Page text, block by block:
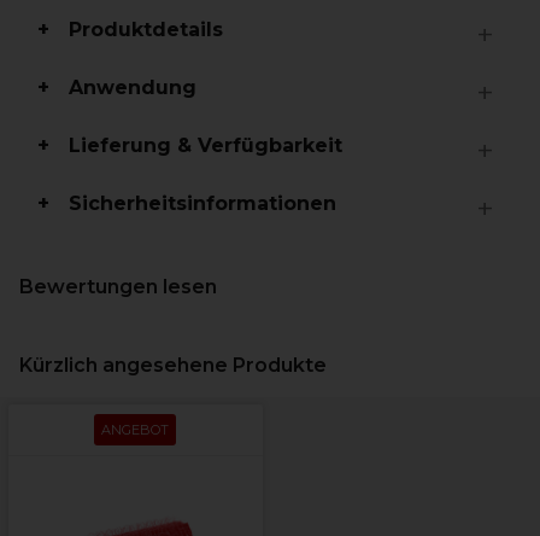
Produktdetails
Anwendung
Lieferung & Verfügbarkeit
Sicherheitsinformationen
Bewertungen lesen
Kürzlich angesehene Produkte
ANGEBOT